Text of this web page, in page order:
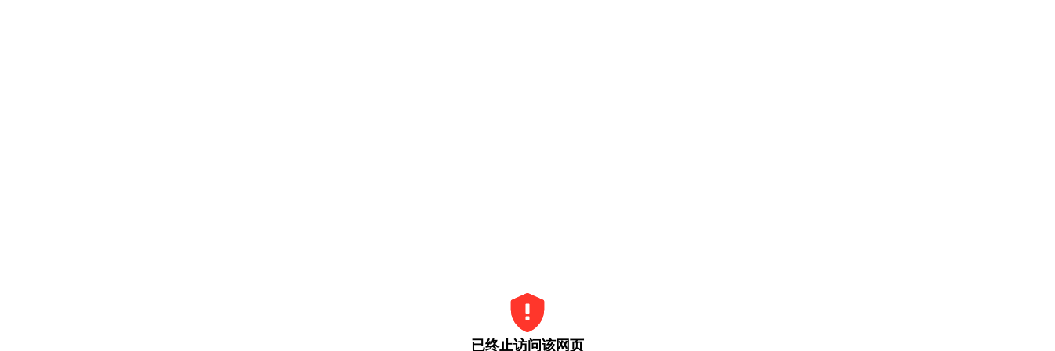
已终止访问该网页